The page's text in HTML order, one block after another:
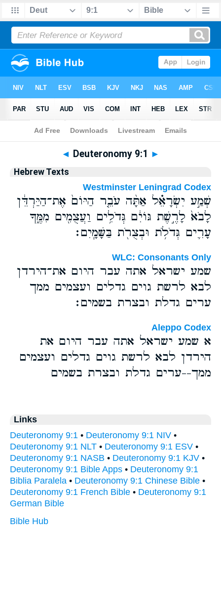
Bible>Hebrew> Deuteronomy 9:1
◄ Deuteronomy 9:1 ►
Hebrew Texts
Westminster Leningrad Codex
שְׁמַ֣ע יִשְׂרָאֵ֗ל אַתָּ֨ה עֹבֵ֤ר הַיּוֹם֙ אֶת־הַיַּרְדֵּ֔ן
לָבֹא֙ לָרֶ֣שֶׁת גּוֹיִ֔ם גְּדֹלִ֥ים וַעֲצֻמִ֖ים מִמֶּ֑ךָּ
עָרִ֛ים גְּדֹלֹ֥ת וּבְצֻרֹ֖ת בַּשָּׁמָֽיִם׃
WLC: Consonants Only
שמע ישראל אתה עבר היום את־הירדן
לבא לרשת גוים גדלים ועצמים ממך
ערים גדלת ובצרת בשמים׃
Aleppo Codex
א שמע ישראל אתה עבר היום את
הירדן לבא לרשת גוים גדלים ועצמים
ממך--ערים גדלת ובצרת בשמים
Links
Deuteronomy 9:1 • Deuteronomy 9:1 NIV •
Deuteronomy 9:1 NLT • Deuteronomy 9:1 ESV •
Deuteronomy 9:1 NASB • Deuteronomy 9:1 KJV •
Deuteronomy 9:1 Bible Apps • Deuteronomy 9:1
Biblia Paralela • Deuteronomy 9:1 Chinese Bible •
Deuteronomy 9:1 French Bible • Deuteronomy 9:1
German Bible
Bible Hub